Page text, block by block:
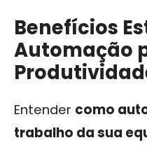
Benefícios
Automação
Entender como
trabalho da sua